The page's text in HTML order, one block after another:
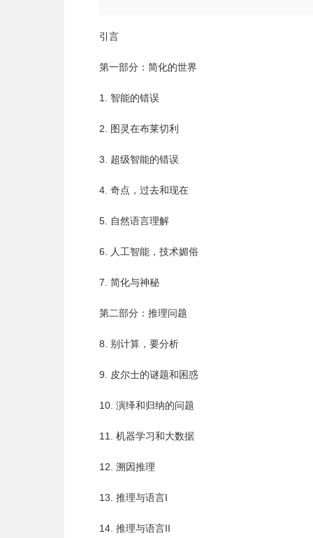
引言
第一部分：简化的世界
1. 智能的错误
2. 图灵在布莱切利
3. 超级智能的错误
4. 奇点，过去和现在
5. 自然语言理解
6. 人工智能，技术媚俗
7. 简化与神秘
第二部分：推理问题
8. 别计算，要分析
9. 皮尔士的谜题和困惑
10. 演绎和归纳的问题
11. 机器学习和大数据
12. 溯因推理
13. 推理与语言I
14. 推理与语言II